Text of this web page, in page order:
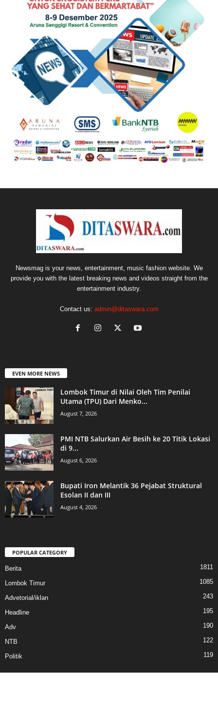
Newsmag is your news, entertainment, music fashion website. We
provide you with the latest breaking news and videos straight from the
entertainment industry.
Contact us: admin@ditaswara.com
EVEN MORE NEWS
Lombok Timur di Nilai Oleh Tim Penilai
Utama (TPU) Dari Menko...
August 7, 2026
PMI NTB Salurkan Air Besih ke 20 Titik Lokasi
di 9...
August 6, 2026
Bupati Iron Melantik 36 Pejabat Struktural
Esolan II dan III
August 4, 2026
POPULAR CATEGORY
Berita 1811
Lombok Timur 1085
Advetorial/iklan 243
Headline 195
Adv 190
NTB 122
Politik 119